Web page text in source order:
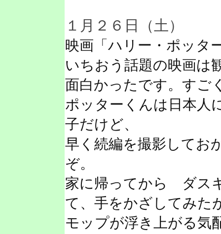
１月２６日（土）
映画「ハリー・ポッタ
いちおう話題の映画は
面白かったです。すご
ポッターくんは日本人
子だけど、
早く続編を撮影してお
ぞ。
家に帰ってから ダス
て、手をかざしてみた
モップが浮き上がる気